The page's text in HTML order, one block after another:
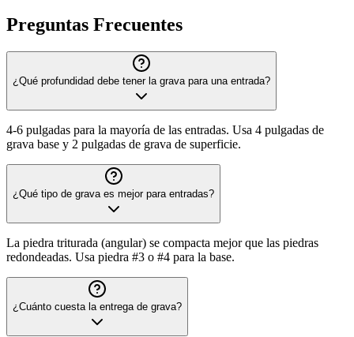
Preguntas Frecuentes
¿Qué profundidad debe tener la grava para una entrada?
4-6 pulgadas para la mayoría de las entradas. Usa 4 pulgadas de
grava base y 2 pulgadas de grava de superficie.
¿Qué tipo de grava es mejor para entradas?
La piedra triturada (angular) se compacta mejor que las piedras
redondeadas. Usa piedra #3 o #4 para la base.
¿Cuánto cuesta la entrega de grava?